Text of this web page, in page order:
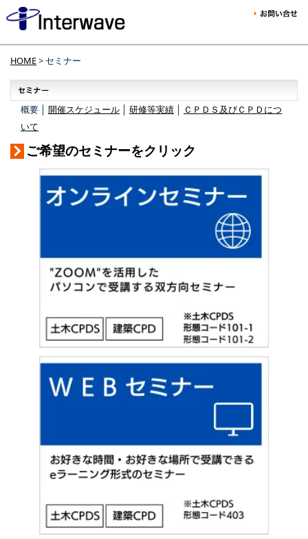
HOME> セミナー
概要 │ 開催スケジュール 研修等実績
ＣＰＤＳ及びＣＰＤにつ
いて
ご希望のセミナーをクリック